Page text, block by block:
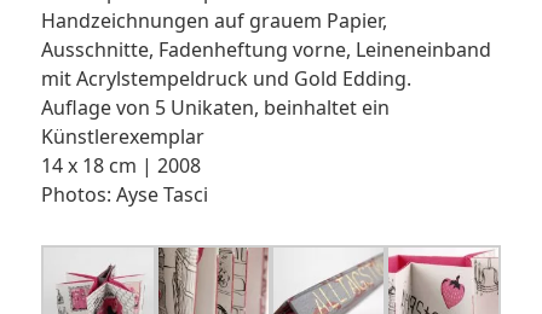
Handzeichnungen auf grauem Papier,
Ausschnitte, Fadenheftung vorne, Leineneinband
mit Acrylstempeldruck und Gold Edding.
Auflage von 5 Unikaten, beinhaltet ein
Künstlerexemplar
14 x 18 cm | 2008
Photos: Ayse Tasci